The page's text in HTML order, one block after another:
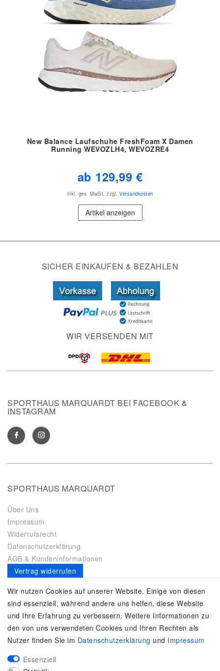
New Balance Laufschuhe FreshFoam X Damen
Running WEVOZLH4, WEVOZRE4
ab 129,99 €
inkl. ges. MwSt. zzgl. Versandkosten
Artikel anzeigen
SICHER EINKAUFEN & BEZAHLEN
WIR VERSENDEN MIT
SPORTHAUS MARQUARDT BEI FACEBOOK &
INSTAGRAM
SPORTHAUS MARQUARDT
Über Uns
Impressum
Widerrufsrecht
Datenschutzerklärung
AGB & Kundeninformationen
Vertrag widerrufen
Es gilt unsereDatenschutzerklärung
SERVICE
Kontakt
Zahlung & Versand
Umtausch / Rückgabe
Größenberater
Wir nutzen Cookies auf unserer Website. Einige von diesen
sind essenziell, während andere uns helfen, diese Website
und Ihre Erfahrung zu verbessern. Weitere Informationen zu
den von uns verwendeten Cookies und Ihren Rechten als
Nutzer finden Sie im Daten­schutz­erklärung und Impressum
Essenziell